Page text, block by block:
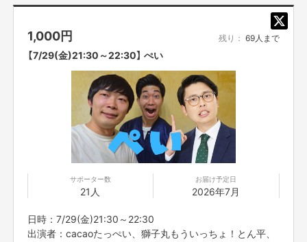
バージョンアップは下記URLから可能でございます
スマホiPhone：
com/jp/app/zoom-cloud-
meetings/id546505307
スマホAndroid：https://play.google.com/store/apps/details?
id=us.zoom.videomeetings&hl=ja
アプリをお使いの方は、皆さまアップデートをお願いいたします。
ウェブ使用の方はアップデートはせずで問題ございません。
【販売責任者】
吉本興業株式会社
【所在地】
大阪市中央区難波千日前11-6
1,000円 残り： 69人まで
【7/29(金)21:30～22:30】 ぺい
サポーター数
21人
お届け予定日
2026年7月
日時：7/29(金)21:30～22:30
出演者：cacaoたっぺい、獅子丸もういっちょ！とん平、